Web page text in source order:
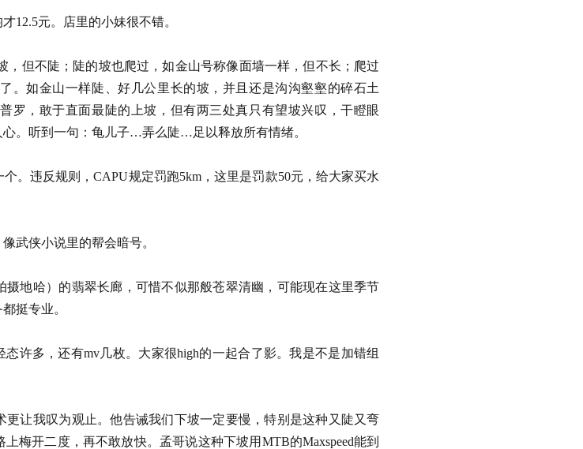
才12.5元。店里的小妹很不错。
，但不陡；陡的坡也爬过，如金山号称像面墙一样，但不长；爬过
。如金山一样陡、好几公里长的坡，并且还是沟沟壑壑的碎石土
罗，敢于直面最陡的上坡，但有两三处真只有望坡兴叹，干瞪眼
人心。听到一句：龟儿子…弄么陡…足以释放所有情绪。
。违反规则，CAPU规定罚跑5km，这里是罚款50元，给大家买水
记，像武侠小说里的帮会暗号。
地哈）的翡翠长廊，可惜不似那般苍翠清幽，可能现在这里季节
备都挺专业。
许多，还有mv几枚。大家很high的一起合了影。我是不是加错组
让我叹为观止。他告诫我们下坡一定要慢，特别是这种又陡又弯
梅开二度，再不敢放快。孟哥说这种下坡用MTB的Maxspeed能到